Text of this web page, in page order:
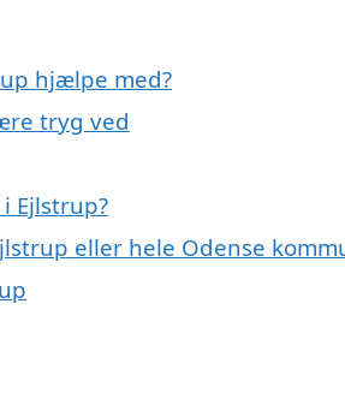
hjælpe med?
tryg ved
Ejlstrup?
eller hele Odense